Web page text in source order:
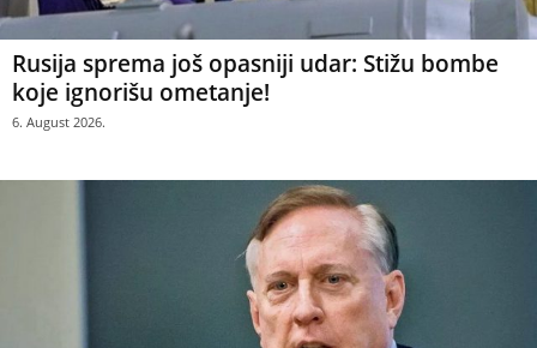
Rusija sprema još opasniji udar: Stižu bombe
koje ignorišu ometanje!
6. August 2026.